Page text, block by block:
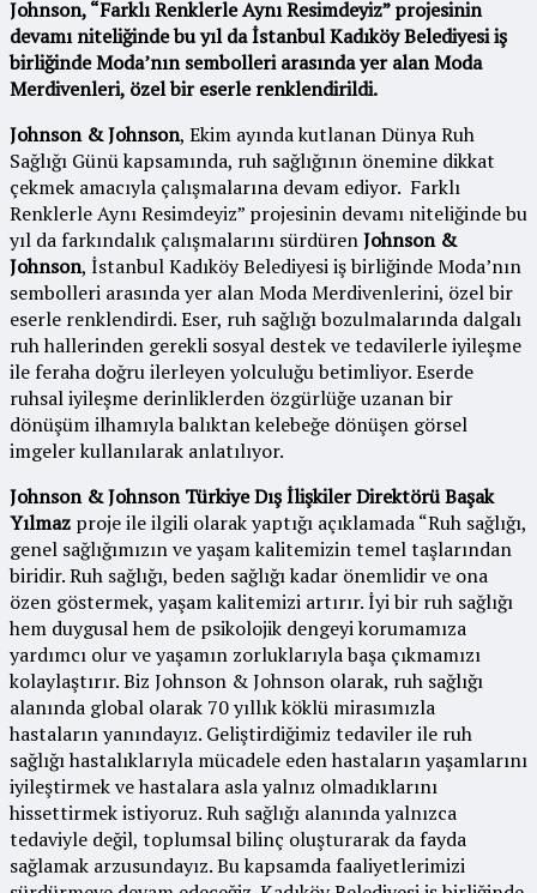
Johnson, “Farklı Renklerle Aynı Resimdeyiz” projesinin
devamı niteliğinde bu yıl da İstanbul Kadıköy Belediyesi iş
birliğinde Moda’nın sembolleri arasında yer alan Moda
Merdivenleri, özel bir eserle renklendirildi.
Johnson & Johnson, Ekim ayında kutlanan Dünya Ruh
Sağlığı Günü kapsamında, ruh sağlığının önemine dikkat
çekmek amacıyla çalışmalarına devam ediyor. Farklı
Renklerle Aynı Resimdeyiz” projesinin devamı niteliğinde bu
yıl da farkındalık çalışmalarını sürdürenJohnson &
Johnson, İstanbul Kadıköy Belediyesi iş birliğinde Moda’nın
sembolleri arasında yer alan Moda Merdivenlerini, özel bir
eserle renklendirdi. Eser, ruh sağlığı bozulmalarında dalgalı
ruh hallerinden gerekli sosyal destek ve tedavilerle iyileşme
ile feraha doğru ilerleyen yolculuğu betimliyor. Eserde
ruhsal iyileşme derinliklerden özgürlüğe uzanan bir
dönüşüm ilhamıyla balıktan kelebeğe dönüşen görsel
imgeler kullanılarak anlatılıyor.
Johnson & Johnson Türkiye Dış İlişkiler Direktörü Başak
Yılmaz proje ile ilgili olarak yaptığı açıklamada “Ruh sağlığı,
genel sağlığımızın ve yaşam kalitemizin temel taşlarından
biridir. Ruh sağlığı, beden sağlığı kadar önemlidir ve ona
özen göstermek, yaşam kalitemizi artırır. İyi bir ruh sağlığı
hem duygusal hem de psikolojik dengeyi korumamıza
yardımcı olur ve yaşamın zorluklarıyla başa çıkmamızı
kolaylaştırır. Biz Johnson & Johnson olarak, ruh sağlığı
alanında global olarak 70 yıllık köklü mirasımızla
hastaların yanındayız. Geliştirdiğimiz tedaviler ile ruh
sağlığı hastalıklarıyla mücadele eden hastaların yaşamlarını
iyileştirmek ve hastalara asla yalnız olmadıklarını
hissettirmek istiyoruz. Ruh sağlığı alanında yalnızca
tedaviyle değil, toplumsal bilinç oluşturarak da fayda
sağlamak arzusundayız. Bu kapsamda faaliyetlerimizi